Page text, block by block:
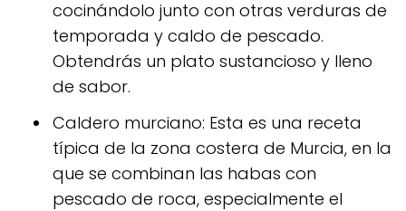
cocinándolo junto con otras verduras de
temporada y caldo de pescado.
Obtendrás un plato sustancioso y lleno
de sabor.
Caldero murciano: Esta es una receta
típica de la zona costera de Murcia, en la
que se combinan las habas con
pescado de roca, especialmente el